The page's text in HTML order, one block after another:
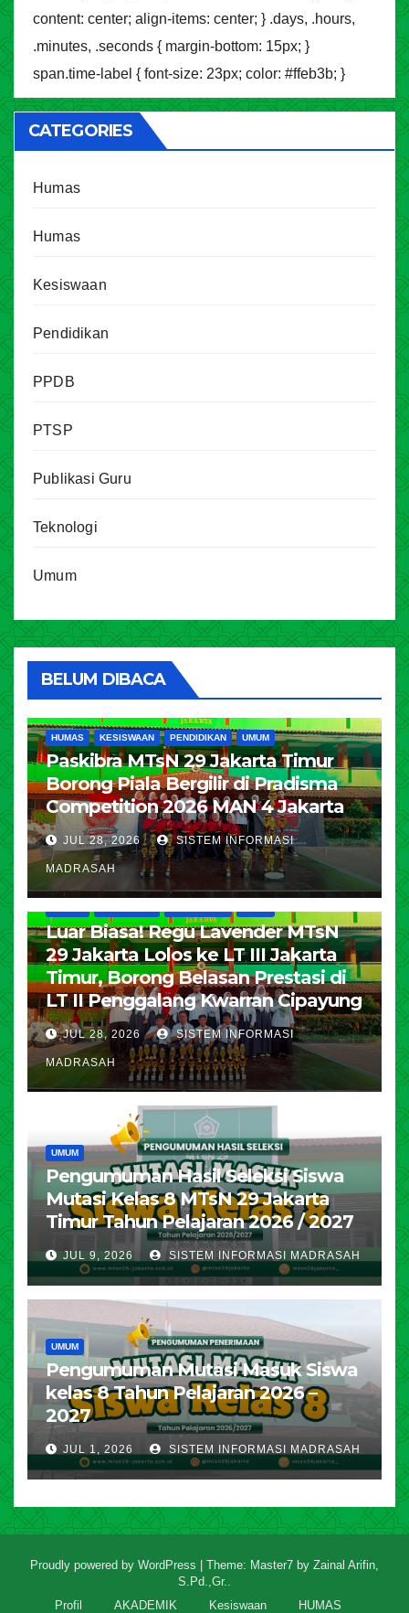
content: center; align-items: center; } .days, .hours,
.minutes, .seconds { margin-bottom: 15px; }
span.time-label { font-size: 23px; color: #ffeb3b; }
CATEGORIES
Humas
Humas
Kesiswaan
Pendidikan
PPDB
PTSP
Publikasi Guru
Teknologi
Umum
BELUM DIBACA
HUMAS KESISWAAN PENDIDIKAN UMUM
Paskibra MTsN 29 Jakarta Timur
Borong Piala Bergilir di Pradisma
Competition 2026 MAN 4 Jakarta
JUL 28, 2026 SISTEM INFORMASI
MADRASAH
Luar Biasa! Regu Lavender MTsN
29 Jakarta Lolos ke LT III Jakarta
Timur, Borong Belasan Prestasi di
LT II Penggalang Kwarran Cipayung
JUL 28, 2026 SISTEM INFORMASI
MADRASAH
UMUM
Pengumuman Hasil Seleksi Siswa
Mutasi Kelas 8 MTsN 29 Jakarta
Timur Tahun Pelajaran 2026 / 2027
JUL 9, 2026 SISTEM INFORMASI MADRASAH
UMUM
Pengumuman Mutasi Masuk Siswa
kelas 8 Tahun Pelajaran 2026 –
2027
JUL 1, 2026 SISTEM INFORMASI MADRASAH
Proudly powered by WordPress Theme: Master7 by Zainal Arifin,
S.Pd.,Gr.
Profil
AKADEMIK Kesiswaan HUMAS